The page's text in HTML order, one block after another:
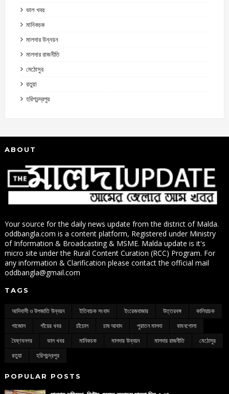
ভাল খবর
মানিকচক
মালদার উন্নয়ন
মালদার রাজনীতি
মেঠোসুর
রতুয়া
হরিশচন্দ্রপুর
ABOUT
Your source for the daily news update from the district of Malda.
oddbangla.com is a content platform, Registered under Ministry
of Information & Broadcasting & MSME. Malda update is it's
micro site under the Rural Content Curation (RCC) Program. For
any information & Clarification please contact the official mail
oddbangla@gmail.com
TAGS
আদিবাসী ও উপজাতি উন্নয়ন ইতিবাচক সংবাদ ইংরেজবাজার উত্তরবঙ্গ
কালিয়াচক
গাজোল
গাঁয়ের খবর চাঁচোল চাষ আবাদ পুরাতন মালদা
বামনগোলা
বৈষ্ণবনগর
ভাল খবর মানিকচক মালদার উন্নয়ন মালদার রাজনীতি
মেঠোসুর
রতুয়া
হরিশচন্দ্রপুর
POPULAR POSTS